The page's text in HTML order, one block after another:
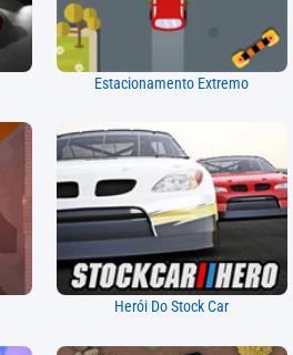
Estacionamento Extremo
Herói Do Stock Car